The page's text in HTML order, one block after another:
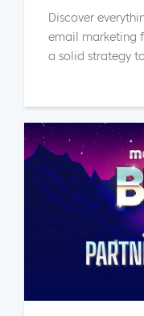
Discover
email marketing
a solid strategy